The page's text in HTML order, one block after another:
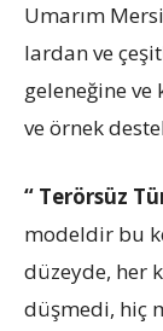
Umarım
lardan ve
geleneğine
ve örnek
“ Terörsüz
modeldir bu
düzeyde, her
düşmedi, hiç